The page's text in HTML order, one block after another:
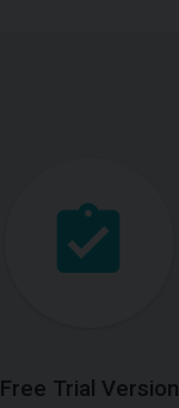
Free Trial Version